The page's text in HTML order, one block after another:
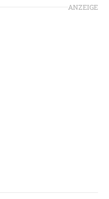
ANZEIGE